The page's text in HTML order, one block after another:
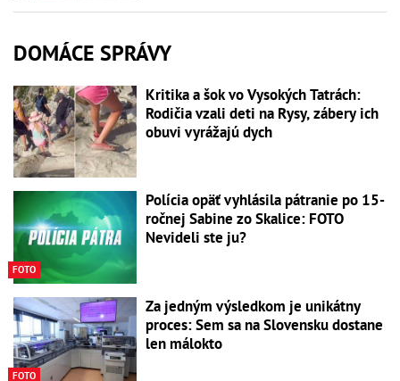
DOMÁCE SPRÁVY
Kritika a šok vo Vysokých Tatrách:
Rodičia vzali deti na Rysy, zábery ich
obuvi vyrážajú dych
FOTO
Polícia opäť vyhlásila pátranie po 15-
ročnej Sabine zo Skalice: FOTO
Nevideli ste ju?
FOTO
Za jedným výsledkom je unikátny
proces: Sem sa na Slovensku dostane
len málokto